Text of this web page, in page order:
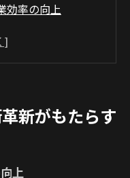
効率の向上
の向上
例
要性と未来
可能性
新がもたらす
上